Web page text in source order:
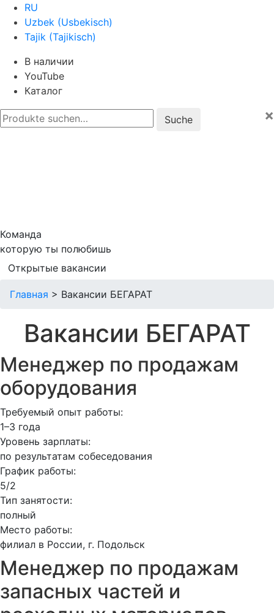
RU
Uzbek (Usbekisch)
Tajik (Tajikisch)
В наличии
YouTube
Каталог
Suche
nach:
×
Команда
которую ты полюбишь
Открытые вакансии
Главная > Вакансии БЕГАРАТ
Вакансии БЕГАРАТ
Менеджер по продажам
оборудования
Требуемый опыт работы:
1–3 года
Уровень зарплаты:
по результатам собеседования
График работы:
5/2
Тип занятости:
полный
Место работы:
филиал в России, г. Подольск
Менеджер по продажам
запасных частей и